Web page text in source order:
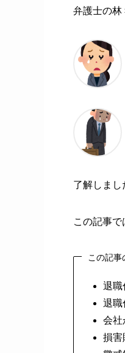
弁護士の林
了解しまし
この記事で
この記事
退職
退職
会社
損害